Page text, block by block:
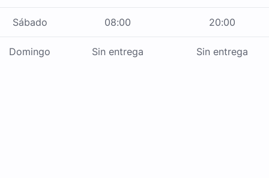
Sábado 08:00 20:00
Domingo Sin entrega Sin entrega